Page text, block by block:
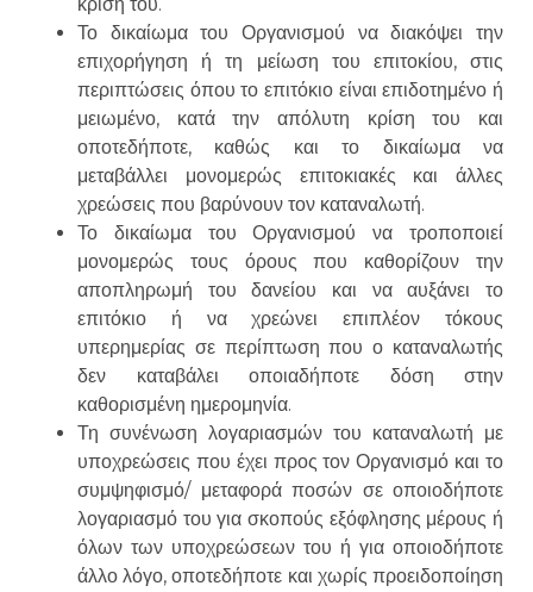
Το δικαίωμα του Οργανισμού να διακόψει την
επιχορήγηση ή τη μείωση του επιτοκίου, στις
περιπτώσεις όπου το επιτόκιο είναι επιδοτημένο ή
μειωμένο, κατά την απόλυτη κρίση του και
οποτεδήποτε, καθώς και το δικαίωμα να
μεταβάλλει μονομερώς επιτοκιακές και άλλες
χρεώσεις που βαρύνουν τον καταναλωτή.
Το δικαίωμα του Οργανισμού να τροποποιεί
μονομερώς τους όρους που καθορίζουν την
αποπληρωμή του δανείου και να αυξάνει το
επιτόκιο ή να χρεώνει επιπλέον τόκους
υπερημερίας σε περίπτωση που ο καταναλωτής
δεν καταβάλει οποιαδήποτε δόση στην
καθορισμένη ημερομηνία.
Τη συνένωση λογαριασμών του καταναλωτή με
υποχρεώσεις που έχει προς τον Οργανισμό και το
συμψηφισμό/ μεταφορά ποσών σε οποιοδήποτε
λογαριασμό του για σκοπούς εξόφλησης μέρους ή
όλων των υποχρεώσεων του ή για οποιοδήποτε
άλλο λόγο, οποτεδήποτε και χωρίς προειδοποίηση